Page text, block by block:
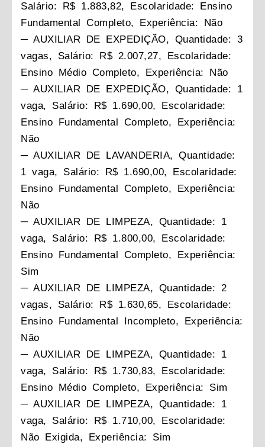
Salário: R$ 1.883,82, Escolaridade: Ensino
Fundamental Completo, Experiência: Não
─ AUXILIAR DE EXPEDIÇÃO, Quantidade: 3
vagas, Salário: R$ 2.007,27, Escolaridade:
Ensino Médio Completo, Experiência: Não
─ AUXILIAR DE EXPEDIÇÃO, Quantidade: 1
vaga, Salário: R$ 1.690,00, Escolaridade:
Ensino Fundamental Completo, Experiência:
Não
─ AUXILIAR DE LAVANDERIA, Quantidade:
1 vaga, Salário: R$ 1.690,00, Escolaridade:
Ensino Fundamental Completo, Experiência:
Não
─ AUXILIAR DE LIMPEZA, Quantidade: 1
vaga, Salário: R$ 1.800,00, Escolaridade:
Ensino Fundamental Completo, Experiência:
Sim
─ AUXILIAR DE LIMPEZA, Quantidade: 2
vagas, Salário: R$ 1.630,65, Escolaridade:
Ensino Fundamental Incompleto, Experiência:
Não
─ AUXILIAR DE LIMPEZA, Quantidade: 1
vaga, Salário: R$ 1.730,83, Escolaridade:
Ensino Médio Completo, Experiência: Sim
─ AUXILIAR DE LIMPEZA, Quantidade: 1
vaga, Salário: R$ 1.710,00, Escolaridade:
Não Exigida, Experiência: Sim